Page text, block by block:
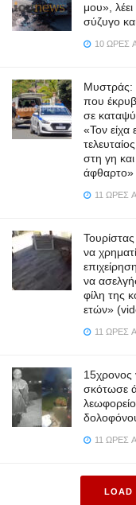
μου»,
σύζυγο
10 ΏΡΕΣ
Μυστράς:
που
σε
«Τον είχα
στη γη
άφθαρτο»
11 ΏΡΕΣ
να
να
φίλη της
ετών»
11 ΏΡΕΣ
15χρονος
σκότωσε
11 ΏΡΕΣ
LOAD